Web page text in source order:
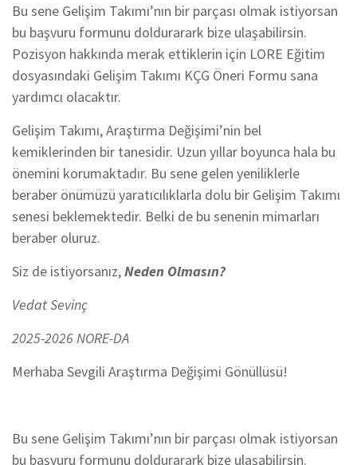
Bu sene Gelişim Takımı’nın bir parçası olmak istiyorsan
bu başvuru formunu doldurarark bize ulaşabilirsin.
Pozisyon hakkında merak ettiklerin için LORE Eğitim
dosyasındaki Gelişim Takımı KÇG Öneri Formu sana
yardımcı olacaktır.
Gelişim Takımı, Araştırma Değişimi’nin bel
kemiklerinden bir tanesidir. Uzun yıllar boyunca hala bu
önemini korumaktadır. Bu sene gelen yeniliklerle
beraber önümüzü yaratıcılıklarla dolu bir Gelişim Takımı
senesi beklemektedir. Belki de bu senenin mimarları
beraber oluruz.
Siz de istiyorsanız,Neden Olmasın?
Vedat Sevinç
2025-2026 NORE-DA
Merhaba Sevgili Araştırma Değişimi Gönüllüsü!
Bu sene Gelişim Takımı’nın bir parçası olmak istiyorsan
bu başvuru formunu doldurarark bize ulaşabilirsin.